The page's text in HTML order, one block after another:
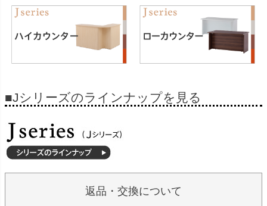
■Jシリーズのラインナップを見る
返品・交換について